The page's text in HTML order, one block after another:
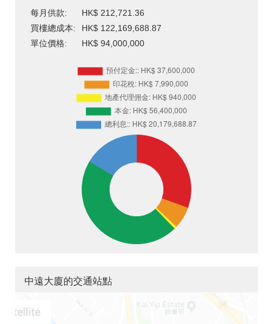
每月供款:
HK$ 212,721.36
買樓總成本:
HK$ 122,169,688.87
單位價格:
HK$ 94,000,000
中遠大廈的交通站點